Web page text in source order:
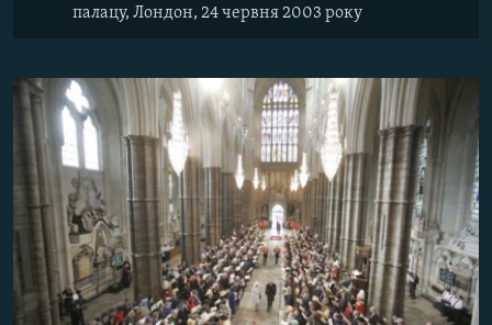
палацу, Лондон, 24 червня 2003 року